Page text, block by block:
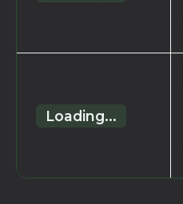
Loading...